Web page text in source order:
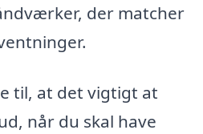
der matcher
til, at det vigtigt at
når du skal have